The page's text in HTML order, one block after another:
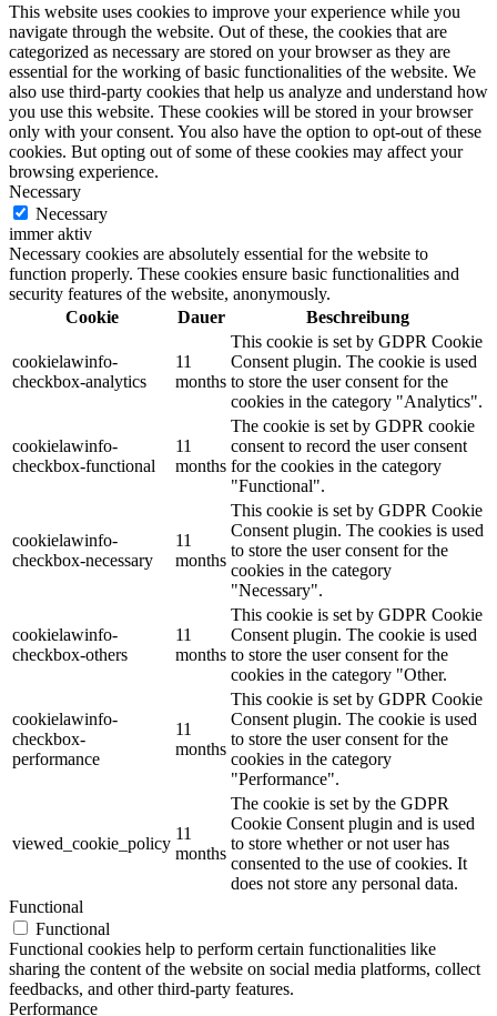
This website uses cookies to improve your experience while you
navigate through the website. Out of these, the cookies that are
categorized as necessary are stored on your browser as they are
essential for the working of basic functionalities of the website. We
also use third-party cookies that help us analyze and understand how
you use this website. These cookies will be stored in your browser
only with your consent. You also have the option to opt-out of these
cookies. But opting out of some of these cookies may affect your
browsing experience.
Necessary
Necessary
immer aktiv
Necessary cookies are absolutely essential for the website to
function properly. These cookies ensure basic functionalities and
security features of the website, anonymously.
Cookie
Dauer Beschreibung
cookielawinfo-
checkbox-analytics
11
months
This cookie is set by GDPR Cookie
Consent plugin. The cookie is used
to store the user consent for the
cookies in the category "Analytics".
cookielawinfo-
checkbox-functional
11
months
The cookie is set by GDPR cookie
consent to record the user consent
for the cookies in the category
"Functional".
cookielawinfo-
checkbox-necessary
11
months
This cookie is set by GDPR Cookie
Consent plugin. The cookies is used
to store the user consent for the
cookies in the category
"Necessary".
cookielawinfo-
checkbox-others
11
months
This cookie is set by GDPR Cookie
Consent plugin. The cookie is used
to store the user consent for the
cookies in the category "Other.
cookielawinfo-
checkbox-
performance
11
months
This cookie is set by GDPR Cookie
Consent plugin. The cookie is used
to store the user consent for the
cookies in the category
"Performance".
viewed_cookie_policy
11
months
The cookie is set by the GDPR
Cookie Consent plugin and is used
to store whether or not user has
consented to the use of cookies. It
does not store any personal data.
Functional
Functional
Functional cookies help to perform certain functionalities like
sharing the content of the website on social media platforms, collect
feedbacks, and other third-party features.
Performance